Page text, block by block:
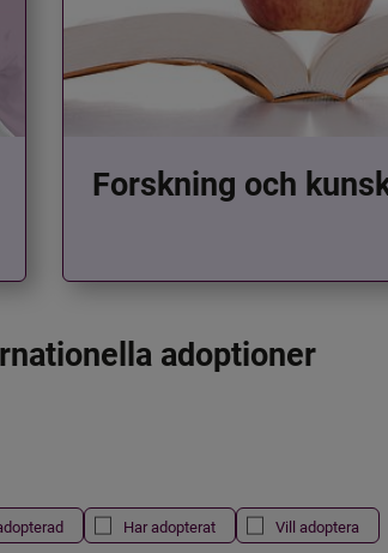
Forskning och
adoptioner
Har adopterat Vill adoptera